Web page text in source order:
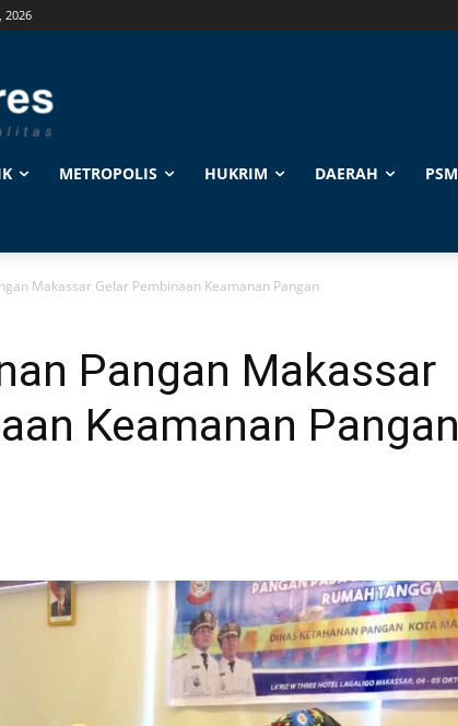
2026
METROPOLIS HUKRIM DAERAH PSM
Makassar Gelar Pembinaan Keamanan Pangan
Pangan Makassar
Keamanan Pangan